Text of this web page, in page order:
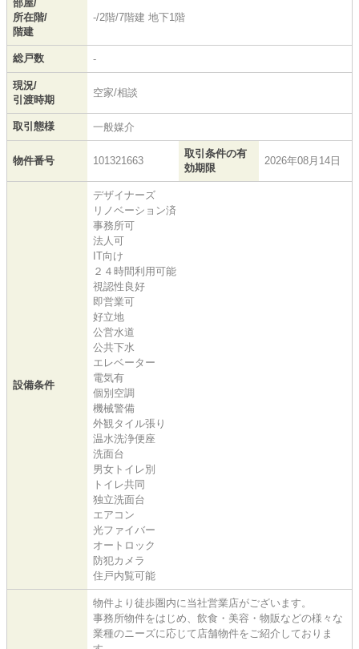
部屋/
所在階/
階建
-/2階/7階建 地下1階
総戸数 -
現況/
引渡時期
空家/相談
取引態様 一般媒介
物件番号 101321663
取引条件の有
効期限
2026年08月14日
設備条件
デザイナーズ
リノベーション済
事務所可
法人可
IT向け
２４時間利用可能
視認性良好
即営業可
好立地
公営水道
公共下水
エレベーター
電気有
個別空調
機械警備
外観タイル張り
温水洗浄便座
洗面台
男女トイレ別
トイレ共同
独立洗面台
エアコン
光ファイバー
オートロック
防犯カメラ
住戸内覧可能
物件より徒歩圏内に当社営業店がございます。
事務所物件をはじめ、飲食・美容・物販などの様々な
業種のニーズに応じて店舗物件をご紹介しておりま